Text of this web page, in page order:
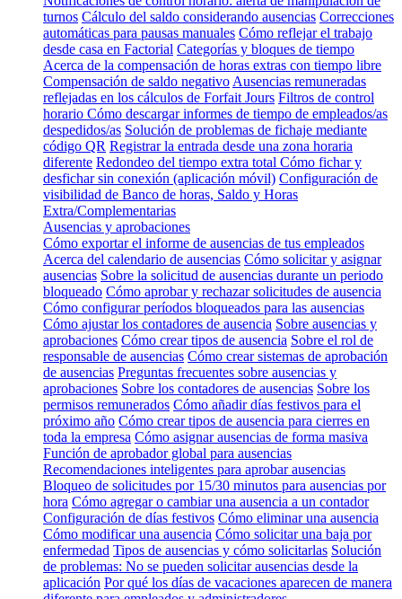
turnos Cálculo del saldo considerando ausencias Correcciones
automáticas para pausas manuales Cómo reflejar el trabajo
desde casa en Factorial Categorías y bloques de tiempo
Acerca de la compensación de horas extras con tiempo libre
Compensación de saldo negativo Ausencias remuneradas
reflejadas en los cálculos de Forfait Jours Filtros de control
horario Cómo descargar informes de tiempo de empleados/as
despedidos/as Solución de problemas de fichaje mediante
código QR Registrar la entrada desde una zona horaria
diferente Redondeo del tiempo extra total Cómo fichar y
desfichar sin conexión (aplicación móvil) Configuración de
visibilidad de Banco de horas, Saldo y Horas
Extra/Complementarias
Ausencias y aprobaciones
Cómo exportar el informe de ausencias de tus empleados
Acerca del calendario de ausencias Cómo solicitar y asignar
ausencias Sobre la solicitud de ausencias durante un periodo
bloqueado Cómo aprobar y rechazar solicitudes de ausencia
Cómo configurar períodos bloqueados para las ausencias
Cómo ajustar los contadores de ausencia Sobre ausencias y
aprobaciones Cómo crear tipos de ausencia Sobre el rol de
responsable de ausencias Cómo crear sistemas de aprobación
de ausencias Preguntas frecuentes sobre ausencias y
aprobaciones Sobre los contadores de ausencias Sobre los
permisos remunerados Cómo añadir días festivos para el
próximo año Cómo crear tipos de ausencia para cierres en
toda la empresa Cómo asignar ausencias de forma masiva
Función de aprobador global para ausencias
Recomendaciones inteligentes para aprobar ausencias
Bloqueo de solicitudes por 15/30 minutos para ausencias por
hora Cómo agregar o cambiar una ausencia a un contador
Configuración de días festivos Cómo eliminar una ausencia
Cómo modificar una ausencia Cómo solicitar una baja por
enfermedad Tipos de ausencias y cómo solicitarlas Solución
de problemas: No se pueden solicitar ausencias desde la
aplicación Por qué los días de vacaciones aparecen de manera